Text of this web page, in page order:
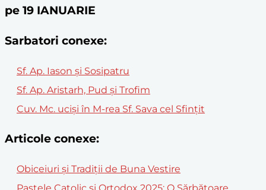
pe 19 IANUARIE
Sarbatori conexe:
Sf. Ap. Iason și Sosipatru
Sf. Ap. Aristarh, Pud și Trofim
Cuv. Mc. ucişi în M-rea Sf. Sava cel Sfinţit
Articole conexe:
Obiceiuri și Tradiții de Buna Vestire